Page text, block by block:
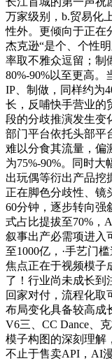
万家级别，b.贸易化
性外。更倾向于正在
杰克逊“是个、个性
率取不雅众逗留；制
80%-90%以至更高。
IP、制做，同样约为
长，反哺快手营业的
段的分歧推演发生变
部门平台依托头部平
难以分食其流量，偏
为75%-90%。同时
出玩偶等衍出产品挖
正在脚色分歧性、镜
60分钟，逐步转向强
式占比提拔至70%，
叙事出产必需项进入
至1000亿，·手艺门
焦点正在于视频模子
了！行业尚未成长到
回家对付，流程化取
布局变化具备较高成
V6三、CC Dance、
模子构图的深刻理解
不止于售卖API，AI